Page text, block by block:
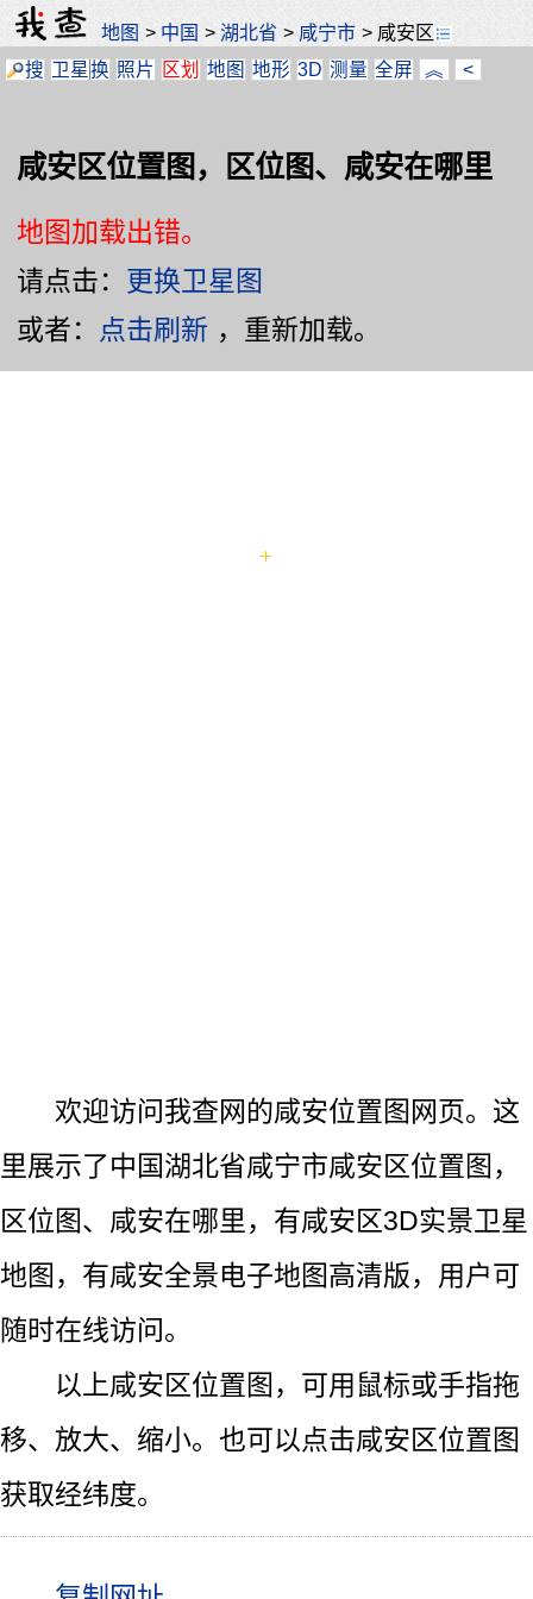
地图 > 中国 >湖北省 > 咸宁市 > 咸安区
搜 卫星换 照片 区划 地图 地形 3D 测量 全屏 ︽ <
咸安区位置图，区位图、咸安在哪里
地图加载出错。
请点击： 更换卫星图
或者： 点击刷新 ，重新加载。
欢迎访问我查网的咸安位置图网页。这
里展示了中国湖北省咸宁市咸安区位置图，
区位图、咸安在哪里，有咸安区3D实景卫星
地图，有咸安全景电子地图高清版，用户可
随时在线访问。
以上咸安区位置图，可用鼠标或手指拖
移、放大、缩小。也可以点击咸安区位置图
获取经纬度。